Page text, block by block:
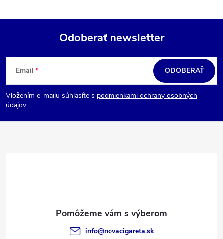
Z
p
t
Odoberať newsletter
Email
Vložením e-mailu súhlasíte s podmienkami ochrany osobných
údajov
ODOBERAŤ
info@novacigareta.sk